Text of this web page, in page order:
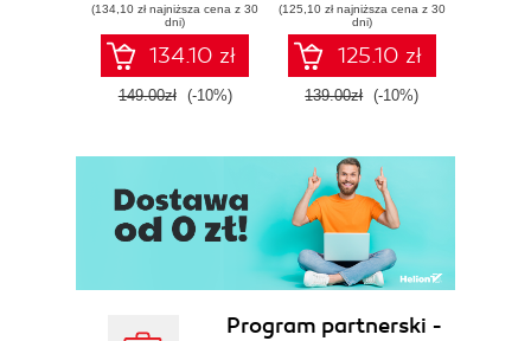
threat response -
Fourth Edition
(134,10 zł najniższa cena z 30
dni)
134.10 zł
149.00zł (-10%)
Tools, and
Microsoft Fabric -
Fourth Edition
(125,10 zł najniższa cena z 30
dni)
125.10 zł
139.00zł (-10%)
Program partnerski -